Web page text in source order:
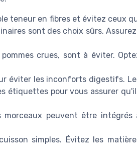
teneur en fibres et évitez ceux
sont des choix sûrs.
crues, sont à éviter.
éviter les inconforts digestifs.
étiquettes pour vous assurer
morceaux peuvent être intégrés
simples. Évitez les